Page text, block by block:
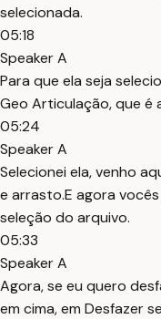
selecionada.
05:18
Speaker A
Para que ela seja
Geo Articulação, que é
05:24
Speaker A
Selecionei ela, venho
e arrasto.E agora
seleção do arquivo.
05:33
Speaker A
Agora, se eu quero
em cima, em Desfazer